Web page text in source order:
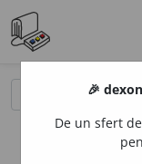
🎉
De un sfert